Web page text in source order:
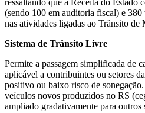
(sendo 100 em auditoria fiscal) e
nas atividades ligadas ao Trânsito de
Sistema de Trânsito Livre
Permite a passagem simplificada de
aplicável a contribuintes ou setores
positivo ou baixo risco de
veículos novos produzidos no RS
ampliado gradativamente para outros